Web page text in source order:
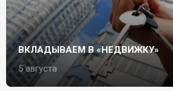
ВКЛАДЫВАЕМ В «НЕДВИЖКУ»
5 августа